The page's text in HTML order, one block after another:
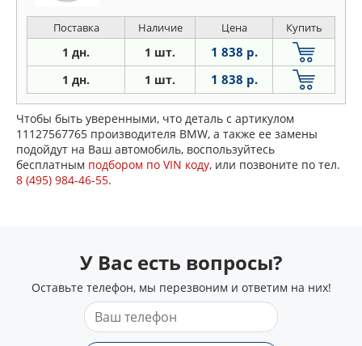
Поставка Наличие Цена Купить
1 дн. 1 шт. 1 838 р.
1 дн. 1 шт. 1 838 р.
Чтобы быть уверенными, что деталь с артикулом
11127567765 производителя BMW, а также ее замены
подойдут на Ваш автомобиль, воспользуйтесь
бесплатным подбором по VIN коду, или позвоните по тел.
8 (495) 984-46-55.
У Вас есть вопросы?
Оставьте телефон, мы перезвоним и ответим на них!